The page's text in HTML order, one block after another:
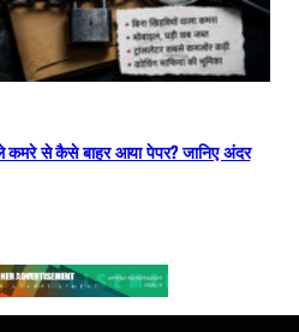
कमरे से कैसे बाहर आया पेपर? जानिए अंदर